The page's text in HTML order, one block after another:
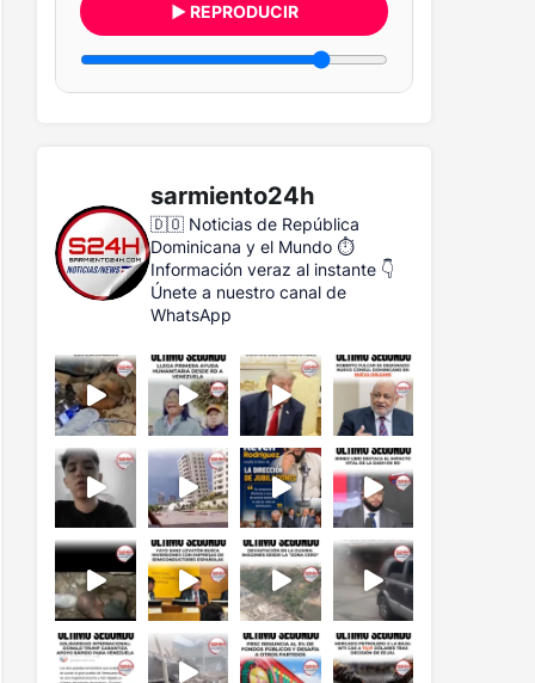
▶ REPRODUCIR
sarmiento24h
🇩🇴 Noticias de República
Dominicana y el Mundo ⏱️
Información veraz al instante 👇
Únete a nuestro canal de
WhatsApp